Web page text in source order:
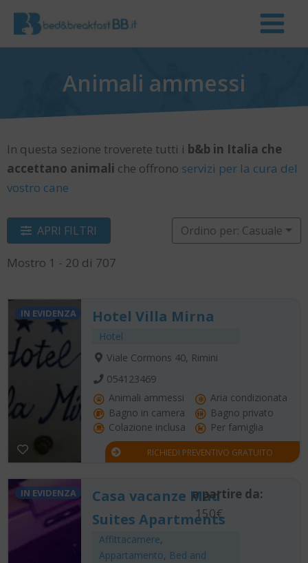
Animali ammessi
In questa sezione troverete tutti i b&b in Italia che
accettano animali che offrono servizi per la cura del
vostro cane
APRI FILTRI
Mostro 1 - 20 di 707
Ordino per: Casuale
Hotel Villa Mirna
Hotel
Viale Cormons 40, Rimini
054123469
Animali ammessi
Aria condizionata
Bagno in camera
Bagno privato
Colazione inclusa
Per famiglia
RICHIEDI PREVENTIVO GRATUITO
IN EVIDENZA
Casa vacanze Mad
Suites Apartments
Affittacamere,
Appartamento, Bed and
a partire da:
150€
IN EVIDENZA